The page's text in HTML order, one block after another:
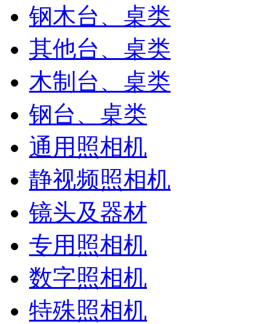
钢木台、桌类
其他台、桌类
木制台、桌类
钢台、桌类
通用照相机
静视频照相机
镜头及器材
专用照相机
数字照相机
特殊照相机